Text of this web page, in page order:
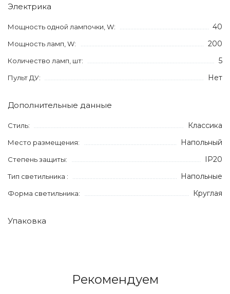
Электрика
Мощность одной лампочки, W: 40
Мощность ламп, W: 200
Количество ламп, шт: 5
Пульт ДУ: Нет
Дополнительные данные
Стиль: Классика
Место размещения: Напольный
Степень защиты: IP20
Тип светильника : Напольные
Форма светильника: Круглая
Упаковка
Рекомендуем